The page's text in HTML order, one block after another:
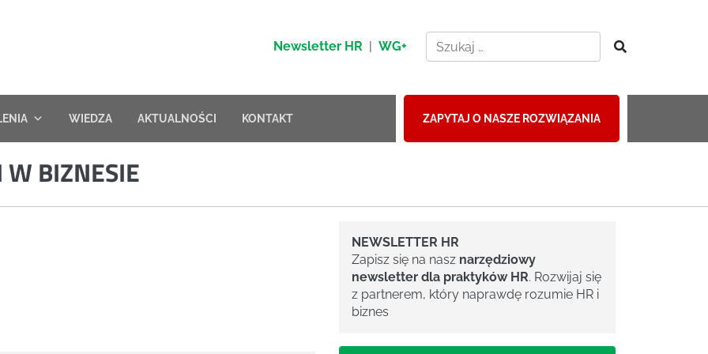
Newsletter HR | WG+
WIEDZA AKTUALNOŚCI KONTAKT ZAPYTAJ O NASZE ROZWIĄZANIA
W BIZNESIE
NEWSLETTER HR
Zapisz się na nasz narzędziowy
newsletter dla praktyków HR. Rozwijaj się
z partnerem, który naprawdę rozumie HR i
biznes